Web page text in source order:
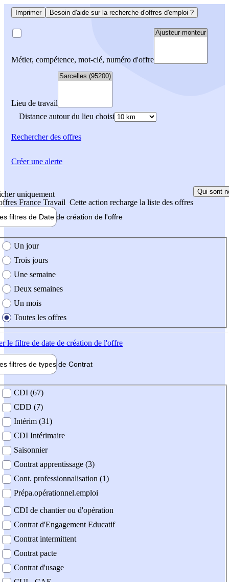
Imprimer Besoin d'aide sur la recherche d'offres d'emploi ?
Métier, compétence, mot-clé, numéro d'offre
Lieu de travail
Distance autour du lieu choisi
Rechercherdes offres
uniquement
France Travail Cette action recharge la liste des offres
Qui sont
filtres de Date de création de l'offre
création de l'offre
Un jour
Trois jours
Une semaine
Deux semaines
Un mois
Toutes les offres
le filtre de date de création de l'offre
filtres de types de Contrat
contrat
CDI (67)
CDD (7)
Intérim (31)
CDI Intérimaire
Saisonnier
Contrat apprentissage (3)
Cont. professionnalisation (1)
Prépa.opérationnel.emploi
CDI de chantier ou d'opération
Contrat d'Engagement Educatif
Contrat intermittent
Contrat pacte
Contrat d'usage
Créer une alerte